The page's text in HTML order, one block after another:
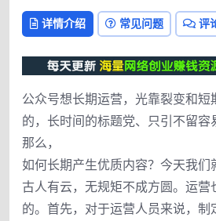
详情介绍 常见问题 评
公众号想长期运营，光靠裂变和短
的，长时间的标题党、只引不留容
那么，
如何长期产生优质内容？今天我们
古人有云，无规矩不成方圆。运营
的。首先，对于运营人员来说，制